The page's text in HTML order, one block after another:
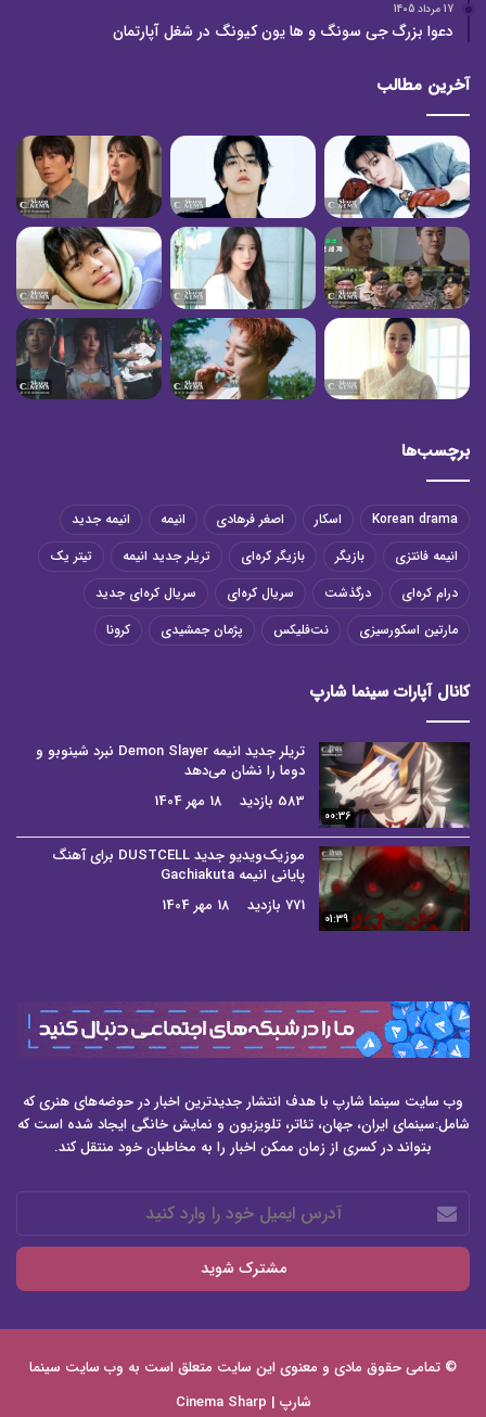
17 مرداد 1405
دعوا بزرگ جی سونگ و ها یون کیونگ در شغل آپارتمان
آخرین مطالب
برچسب‌ها
Korean drama اسکار اصغر فرهادی انیمه
انیمه جدید
انیمه فانتزی
بازیگر بازیگر کره‌ای تریلر جدید انیمه
تیتر یک
درام کره‌ای
درگذشت سریال کره‌ای
سریال کره‌ای جدید
مارتین اسکورسیزی
نت‌فلیکس پژمان جمشیدی کرونا
کانال آپارات سینما شارپ
00:36
تریلر جدید انیمه Demon Slayer نبرد شینوبو و
دوما را نشان می‌دهد
583 بازدید
18 مهر 1404
01:39
موزیک‌ویدیو جدید DUSTCELL برای آهنگ
پایانی انیمه Gachiakuta
771 بازدید
18 مهر 1404
وب سایت سینما شارپ با هدف انتشار جدیدترین اخبار در حوضه‌های هنری که
شامل:سینمای ایران، جهان، تئاتر، تلویزیون و نمایش خانگی ایجاد شده است که
بتواند در کسری از زمان ممکن اخبار را به مخاطبان خود منتقل کند.
آدرس
ایمیل
خود
وارد
© تمامی حقوق مادی و معنوی این سایت متعلق است به وب سایت سینما
شارپ | Cinema Sharp